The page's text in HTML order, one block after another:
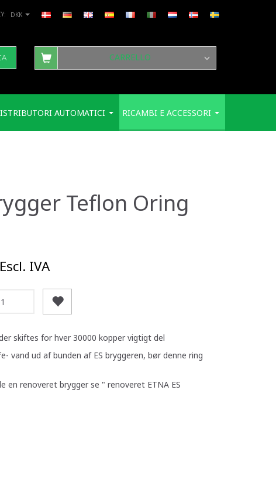
DKK
CARRELLO
AUTOMATICI RICAMBI E ACCESSORI
Teflon Oring
Escl. IVA
skiftes for hver 30000 kopper vigtigt del
vand ud af bunden af ES bryggeren, bør denne ring
en renoveret brygger se " renoveret ETNA ES